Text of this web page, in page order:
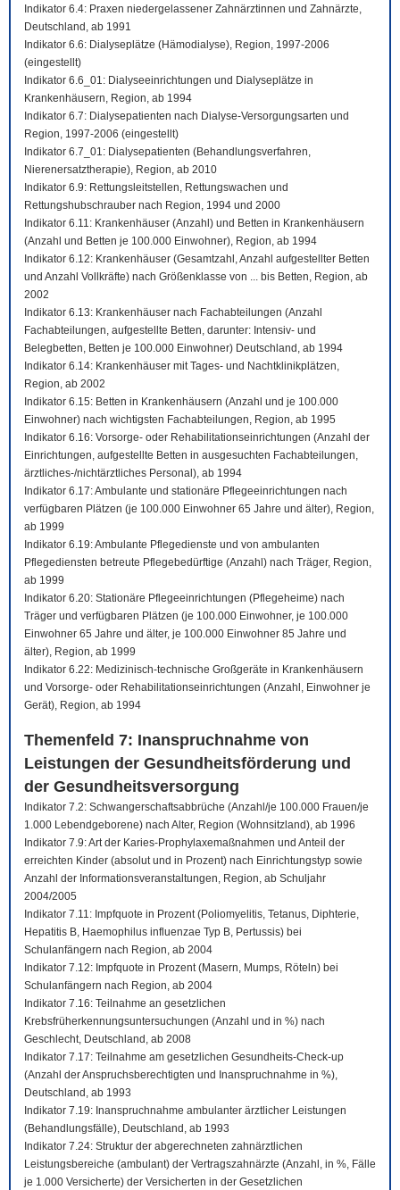
Indikator 6.4: Praxen niedergelassener Zahnärztinnen und Zahnärzte,
Deutschland, ab 1991
Indikator 6.6: Dialyseplätze (Hämodialyse), Region, 1997-2006
(eingestellt)
Indikator 6.6_01: Dialyseeinrichtungen und Dialyseplätze in
Krankenhäusern, Region, ab 1994
Indikator 6.7: Dialysepatienten nach Dialyse-Versorgungsarten und
Region, 1997-2006 (eingestellt)
Indikator 6.7_01: Dialysepatienten (Behandlungsverfahren,
Nierenersatztherapie), Region, ab 2010
Indikator 6.9: Rettungsleitstellen, Rettungswachen und
Rettungshubschrauber nach Region, 1994 und 2000
Indikator 6.11: Krankenhäuser (Anzahl) und Betten in Krankenhäusern
(Anzahl und Betten je 100.000 Einwohner), Region, ab 1994
Indikator 6.12: Krankenhäuser (Gesamtzahl, Anzahl aufgestellter Betten
und Anzahl Vollkräfte) nach Größenklasse von ... bis Betten, Region, ab
2002
Indikator 6.13: Krankenhäuser nach Fachabteilungen (Anzahl
Fachabteilungen, aufgestellte Betten, darunter: Intensiv- und
Belegbetten, Betten je 100.000 Einwohner) Deutschland, ab 1994
Indikator 6.14: Krankenhäuser mit Tages- und Nachtklinikplätzen,
Region, ab 2002
Indikator 6.15: Betten in Krankenhäusern (Anzahl und je 100.000
Einwohner) nach wichtigsten Fachabteilungen, Region, ab 1995
Indikator 6.16: Vorsorge- oder Rehabilitationseinrichtungen (Anzahl der
Einrichtungen, aufgestellte Betten in ausgesuchten Fachabteilungen,
ärztliches-/nichtärztliches Personal), ab 1994
Indikator 6.17: Ambulante und stationäre Pflegeeinrichtungen nach
verfügbaren Plätzen (je 100.000 Einwohner 65 Jahre und älter), Region,
ab 1999
Indikator 6.19: Ambulante Pflegedienste und von ambulanten
Pflegediensten betreute Pflegebedürftige (Anzahl) nach Träger, Region,
ab 1999
Indikator 6.20: Stationäre Pflegeeinrichtungen (Pflegeheime) nach
Träger und verfügbaren Plätzen (je 100.000 Einwohner, je 100.000
Einwohner 65 Jahre und älter, je 100.000 Einwohner 85 Jahre und
älter), Region, ab 1999
Indikator 6.22: Medizinisch-technische Großgeräte in Krankenhäusern
und Vorsorge- oder Rehabilitationseinrichtungen (Anzahl, Einwohner je
Gerät), Region, ab 1994
Themenfeld 7: Inanspruchnahme von
Leistungen der Gesundheitsförderung und
der Gesundheitsversorgung
Indikator 7.2: Schwangerschaftsabbrüche (Anzahl/je 100.000 Frauen/je
1.000 Lebendgeborene) nach Alter, Region (Wohnsitzland), ab 1996
Indikator 7.9: Art der Karies-Prophylaxemaßnahmen und Anteil der
erreichten Kinder (absolut und in Prozent) nach Einrichtungstyp sowie
Anzahl der Informationsveranstaltungen, Region, ab Schuljahr
2004/2005
Indikator 7.11: Impfquote in Prozent (Poliomyelitis, Tetanus, Diphterie,
Hepatitis B, Haemophilus influenzae Typ B, Pertussis) bei
Schulanfängern nach Region, ab 2004
Indikator 7.12: Impfquote in Prozent (Masern, Mumps, Röteln) bei
Schulanfängern nach Region, ab 2004
Indikator 7.16: Teilnahme an gesetzlichen
Krebsfrüherkennungsuntersuchungen (Anzahl und in %) nach
Geschlecht, Deutschland, ab 2008
Indikator 7.17: Teilnahme am gesetzlichen Gesundheits-Check-up
(Anzahl der Anspruchsberechtigten und Inanspruchnahme in %),
Deutschland, ab 1993
Indikator 7.19: Inanspruchnahme ambulanter ärztlicher Leistungen
(Behandlungsfälle), Deutschland, ab 1993
Indikator 7.24: Struktur der abgerechneten zahnärztlichen
Leistungsbereiche (ambulant) der Vertragszahnärzte (Anzahl, in %, Fälle
je 1.000 Versicherte) der Versicherten in der Gesetzlichen